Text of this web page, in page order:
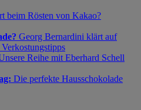
beim Rösten von Kakao?
Georg Bernardini klärt auf
Reihe mit Eberhard Schell
Die perfekte Hausschokolade